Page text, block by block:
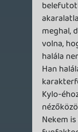
karakter lehet!
nem ugyanaz.
Kylo meg még
azért
"hisztis, dühös
karakter lehet,
A 8-9 rész
lesz. Most JJ
Nem akarta,
megöljék. Így
de semmi
Nekem
már egy